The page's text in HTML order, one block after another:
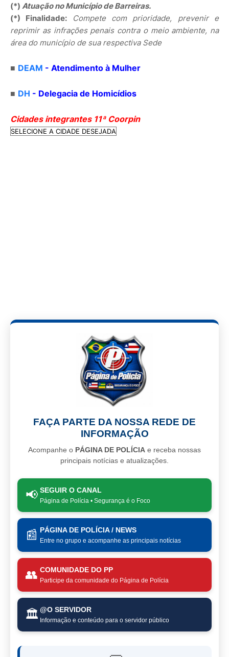
(*) Atuação no Município de Barreiras.
(*) Finalidade:
Compete com prioridade, prevenir e
reprimir as infrações penais contra o meio ambiente, na
área do município de sua respectiva Sede
■ DEAM - Atendimento à Mulher
■ DH - Delegacia de Homicídios
Cidades integrantes 11ª Coorpin
FAÇA PARTE DA NOSSA REDE DE
INFORMAÇÃO
Acompanhe o PÁGINA DE POLÍCIA e receba nossas
principais notícias e atualizações.
📢 SEGUIR O CANAL
Página de Polícia • Segurança é o Foco
📰 PÁGINA DE POLÍCIA / NEWS
Entre no grupo e acompanhe as principais notícias
👥 COMUNIDADE DO PP
Participe da comunidade do Página de Polícia
🏛️ @O SERVIDOR
Informação e conteúdo para o servidor público